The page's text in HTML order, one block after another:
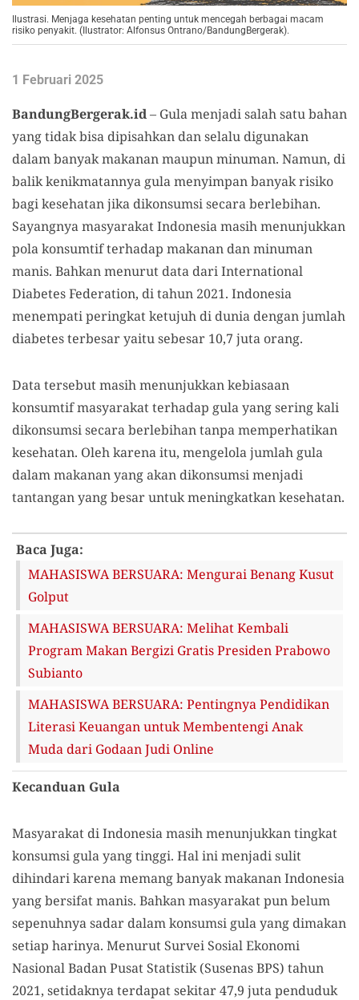
Ilustrasi. Menjaga kesehatan penting untuk mencegah berbagai macam
risiko penyakit. (Ilustrator: Alfonsus Ontrano/BandungBergerak).
1 Februari 2025
BandungBergerak.id– Gula menjadi salah satu bahan
yang tidak bisa dipisahkan dan selalu digunakan
dalam banyak makanan maupun minuman. Namun, di
balik kenikmatannya gula menyimpan banyak risiko
bagi kesehatan jika dikonsumsi secara berlebihan.
Sayangnya masyarakat Indonesia masih menunjukkan
pola konsumtif terhadap makanan dan minuman
manis. Bahkan menurut data dari International
Diabetes Federation, di tahun 2021. Indonesia
menempati peringkat ketujuh di dunia dengan jumlah
diabetes terbesar yaitu sebesar 10,7 juta orang.
Data tersebut masih menunjukkan kebiasaan
konsumtif masyarakat terhadap gula yang sering kali
dikonsumsi secara berlebihan tanpa memperhatikan
kesehatan. Oleh karena itu, mengelola jumlah gula
dalam makanan yang akan dikonsumsi menjadi
tantangan yang besar untuk meningkatkan kesehatan.
Baca Juga:
MAHASISWA BERSUARA: Mengurai Benang Kusut
Golput
MAHASISWA BERSUARA: Melihat Kembali
Program Makan Bergizi Gratis Presiden Prabowo
Subianto
MAHASISWA BERSUARA: Pentingnya Pendidikan
Literasi Keuangan untuk Membentengi Anak
Muda dari Godaan Judi Online
Kecanduan Gula
Masyarakat di Indonesia masih menunjukkan tingkat
konsumsi gula yang tinggi. Hal ini menjadi sulit
dihindari karena memang banyak makanan Indonesia
yang bersifat manis. Bahkan masyarakat pun belum
sepenuhnya sadar dalam konsumsi gula yang dimakan
setiap harinya. Menurut Survei Sosial Ekonomi
Nasional Badan Pusat Statistik (Susenas BPS) tahun
2021, setidaknya terdapat sekitar 47,9 juta penduduk